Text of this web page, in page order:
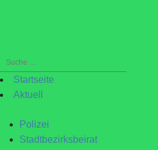
Suche
nach:Startseite
Aktuell
Polizei
Stadtbezirksbeirat